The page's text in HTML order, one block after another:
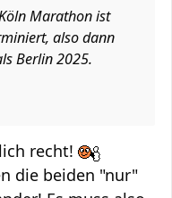
Marathon ist
also dann
Berlin 2025.
recht!
die beiden "nur"